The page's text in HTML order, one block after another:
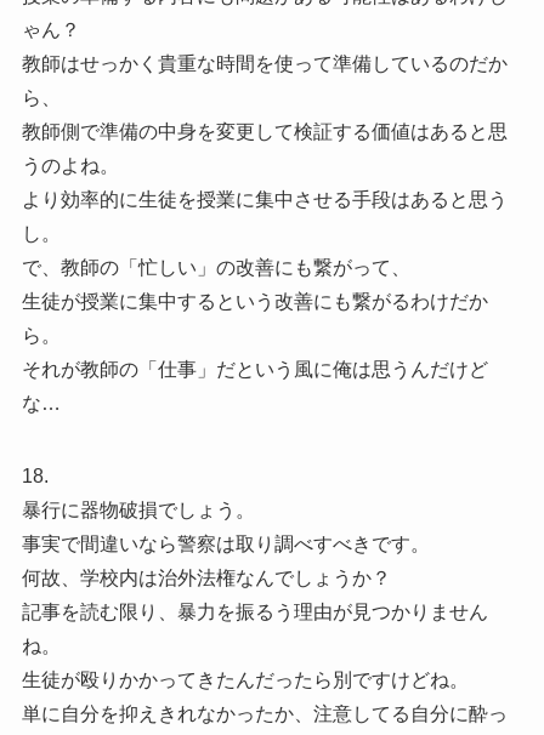
ゃん？
教師はせっかく貴重な時間を使って準備しているのだか
ら、
教師側で準備の中身を変更して検証する価値はあると思
うのよね。
より効率的に生徒を授業に集中させる手段はあると思う
し。
で、教師の「忙しい」の改善にも繋がって、
生徒が授業に集中するという改善にも繋がるわけだか
ら。
それが教師の「仕事」だという風に俺は思うんだけど
な…
18.
暴行に器物破損でしょう。
事実で間違いなら警察は取り調べすべきです。
何故、学校内は治外法権なんでしょうか？
記事を読む限り、暴力を振るう理由が見つかりません
ね。
生徒が殴りかかってきたんだったら別ですけどね。
単に自分を抑えきれなかったか、注意してる自分に酔っ